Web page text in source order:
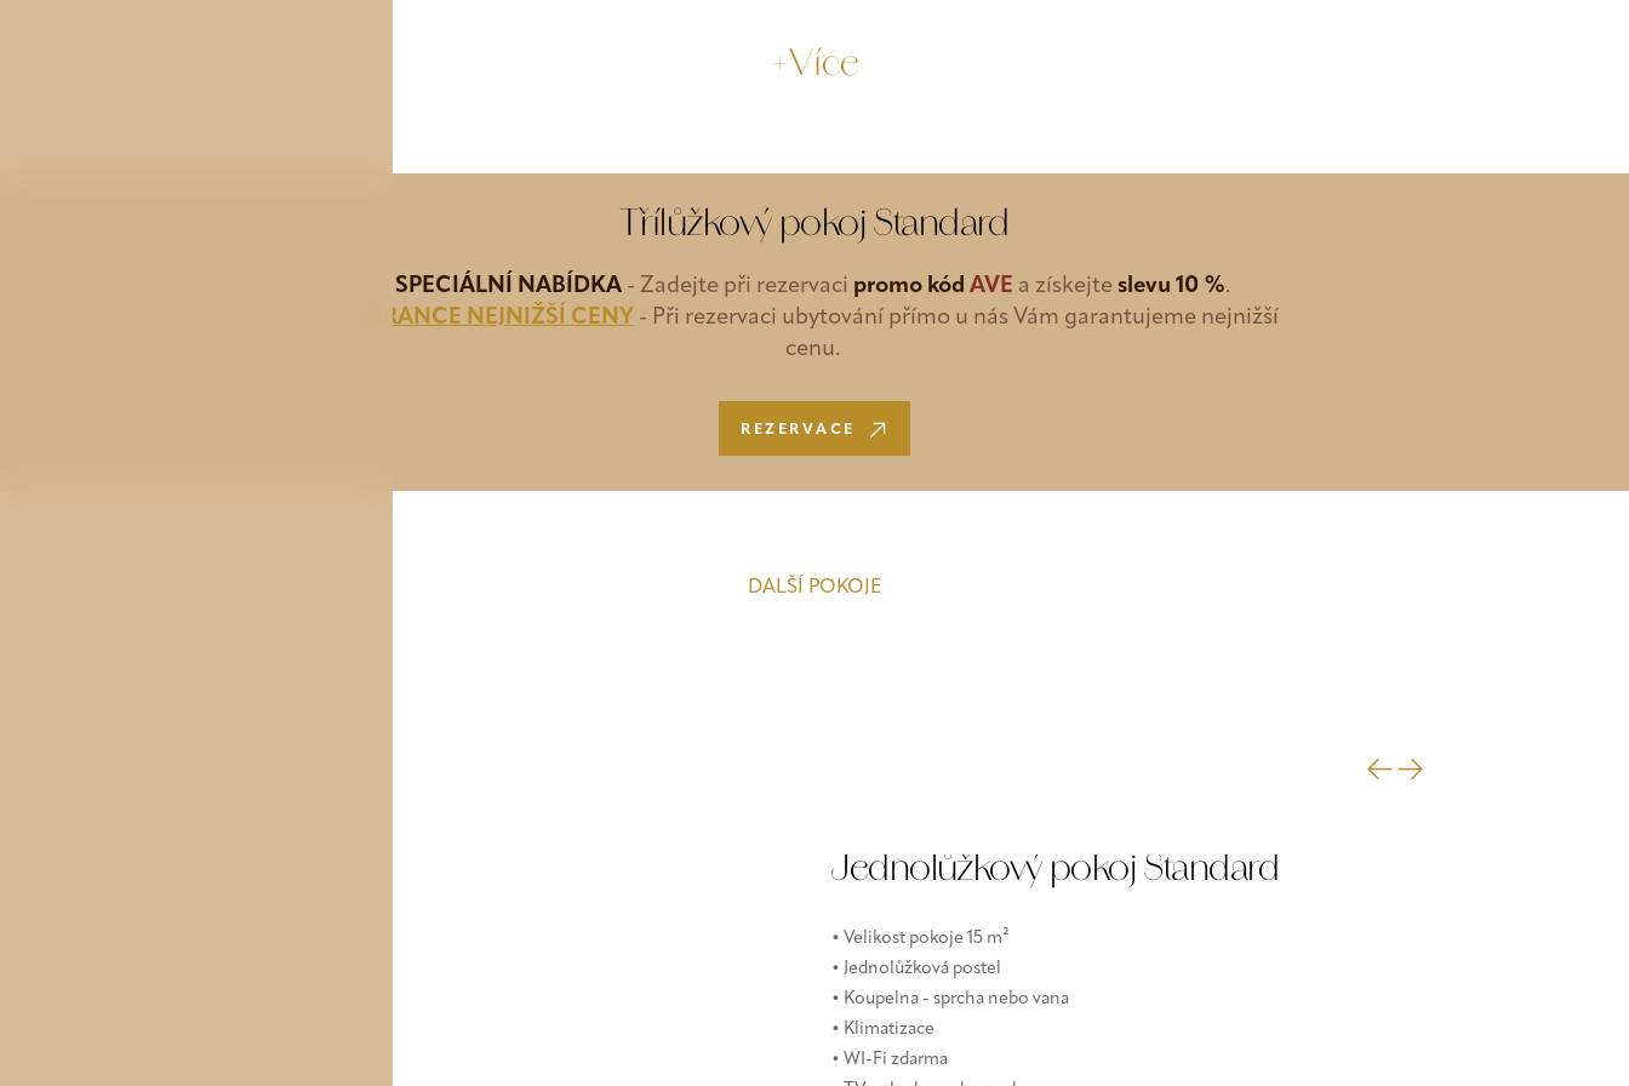
+Více
Třílůžkový pokoj Standard
SPECIÁLNÍ NABÍDKA - Zadejte při rezervaci promo kód AVE a získejte slevu 10 %.
GARANCE NEJNIŽŠÍ CENY - Při rezervaci ubytování přímo u nás Vám garantujeme nejnižší
cenu.
REZERVACE
DALŠÍ POKOJE
Jednolůžkový pokoj Standard
• Velikost pokoje 15 m²
• Jednolůžková postel
• Koupelna - sprcha nebo vana
• Klimatizace
• WI-Fi zdarma